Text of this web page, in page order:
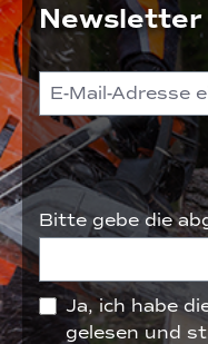
Newsletter
Bitte gebe die
Ja, ich habe
gelesen und